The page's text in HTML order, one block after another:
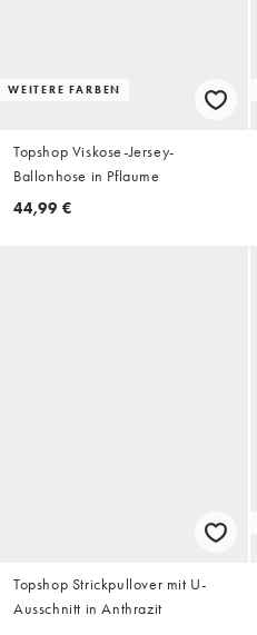
WEITERE FARBEN
Topshop Viskose-Jersey-
Ballonhose in Pflaume
44,99 €
Topshop Strickpullover mit U-
Ausschnitt in Anthrazit